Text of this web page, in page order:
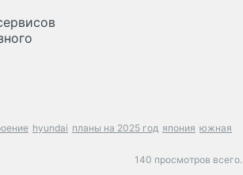
hyundai планы на 2025 год япония южная
140 просмотров всего.